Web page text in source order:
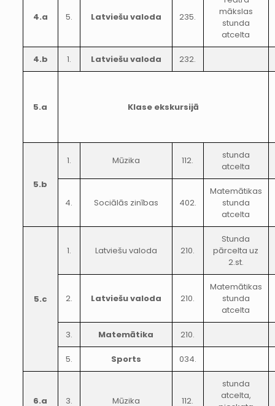
4.a 5. Latviešu valoda 235.
mākslas
stunda
atcelta
4.b 1. Latviešu valoda 232.
5.a Klase ekskursijā
5.b
1. Mūzika 112.
stunda
atcelta
4. Sociālās zinības 402.
Matemātikas
stunda
atcelta
5.c
1. Latviešu valoda 210.
Stunda
pārcelta uz
2.st.
2. Latviešu valoda 210.
Matemātikas
stunda
atcelta
3. Matemātika 210.
5. Sports 034.
6.a 3. Mūzika 112.
stunda
atcelta,